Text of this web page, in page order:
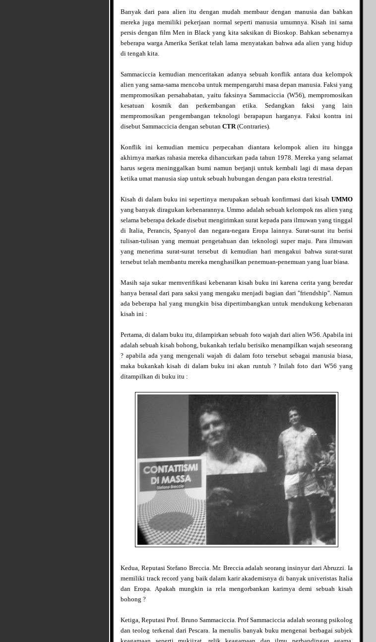
Banyak dari para alien itu dengan mudah membaur dengan manusia dan bahkan
mereka juga memiliki pekerjaan normal seperti manusia umumnya. Kisah ini sama
persis dengan film Men in Black yang kita saksikan di Bioskop. Bahkan sebenarnya
beberapa warga Amerika Serikat telah lama menyatakan bahwa ada alien yang hidup
di tengah kita.
Sammaciccia kemudian menceritakan adanya sebuah konflik antara dua kelompok
alien yang sama-sama mencoba untuk mempengaruhi masa depan manusia. Faksi yang
mempromosikan persahabatan, yaitu faksinya Sammaciccia (W56), mempromosikan
kesatuan kosmik dan perkembangan etika. Sedangkan faksi yang lain
mempromosikan pengembangan teknologi berapapun harganya. Faksi kontra ini
disebut Sammaccicia dengan sebutan CTR(Contraries).
Konflik ini kemudian memicu perpecahan diantara kelompok alien itu hingga
akhirnya markas rahasia mereka dihancurkan pada tahun 1978. Mereka yang selamat
harus segera meninggalkan bumi namun berjanji untuk kembali lagi di masa depan
ketika umat manusia siap untuk sebuah hubungan dengan para ekstra terestrial.
Kisah di dalam buku ini sepertinya merupakan sebuah konfirmasi dari kisah UMMO
yang banyak diragukan kebenarannya. Ummo adalah sebuah kelompok ras alien yang
selama beberapa dekade disebut mengirimkan surat kepada para ilmuwan yang tinggal
di Italia, Perancis, Spanyol dan negara-negara Eropa lainnya. Surat-surat itu berisi
tulisan-tulisan yang memuat pengetahuan dan teknologi super maju. Para ilmuwan
yang menerima surat-surat tersebut di kemudian hari mengakui bahwa surat-surat
tersebut telah membantu mereka menghasilkan penemuan-penemuan yang luar biasa.
Masih saja sukar memverifikasi kebenaran kisah buku ini karena cerita yang beredar
hanya berasal dari para saksi yang mengaku menjadi bagian dari "friendship". Namun
ada beberapa hal yang mungkin bisa dipertimbangkan untuk mendukung kebenaran
kisah ini :
Pertama, di dalam buku itu, dilampirkan sebuah foto wajah dari alien W56. Apabila ini
adalah sebuah kisah bohong, bukankah terlalu berisiko menampilkan wajah seseorang
? apabila ada yang mengenali wajah di dalam foto tersebut sebagai manusia biasa,
maka bukankah kisah di dalam buku ini akan runtuh ? Inilah foto dari W56 yang
ditampilkan di buku itu :
Kedua, Reputasi Stefano Breccia. Mr. Breccia adalah seorang insinyur dari Abruzzi. Ia
memiliki track record yang baik dalam karir akademisnya di banyak univeristas Italia
dan Eropa. Apakah mungkin ia rela mengorbankan karirnya demi sebuah kisah
bohong ?
Ketiga, Reputasi Prof. Bruno Sammaciccia. Prof Sammaciccia adalah seorang psikolog
dan teolog terkenal dari Pescara. Ia menulis banyak buku mengenai berbagai subjek